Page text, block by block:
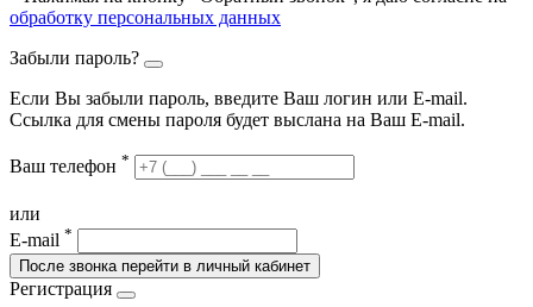
обработку персональных данных
Забыли пароль?
Если Вы забыли пароль, введите Ваш логин или Е-mail.
Ссылка для смены пароля будет выслана на Ваш E-mail.
Ваш телефон *
или
E-mail *
После звонка перейти в личный кабинет
Регистрация